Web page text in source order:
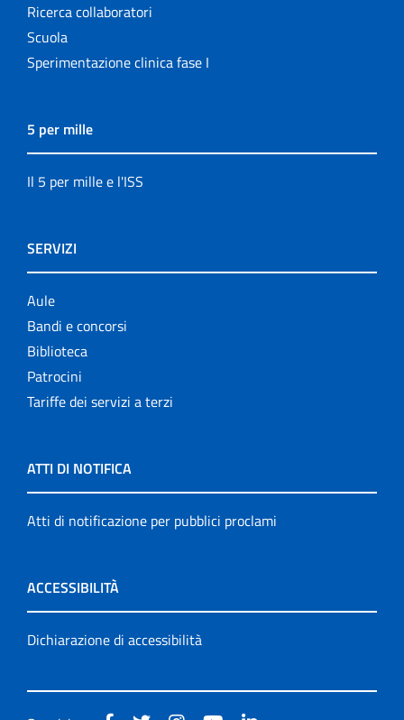
Ricerca collaboratori
Scuola
Sperimentazione clinica fase I
5 per mille
Il 5 per mille e l'ISS
SERVIZI
Aule
Bandi e concorsi
Biblioteca
Patrocini
Tariffe dei servizi a terzi
ATTI DI NOTIFICA
Atti di notificazione per pubblici proclami
ACCESSIBILITÀ
Dichiarazione di accessibilità